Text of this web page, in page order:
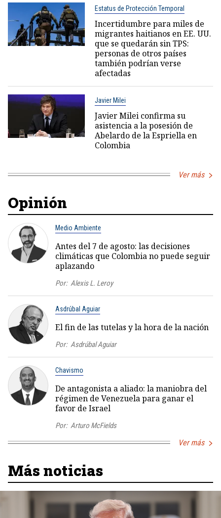
Estatus de Protección Temporal
Incertidumbre para miles de
migrantes haitianos en EE. UU.
que se quedarán sin TPS:
personas de otros países
también podrían verse
afectadas
Javier Milei
Javier Milei confirma su
asistencia a la posesión de
Abelardo de la Espriella en
Colombia
Ver más
Opinión
Medio Ambiente
Antes del 7 de agosto: las decisiones
climáticas que Colombia no puede seguir
aplazando
Por: Alexis L. Leroy
Asdrúbal Aguiar
El fin de las tutelas y la hora de la nación
Por: Asdrúbal Aguiar
Chavismo
De antagonista a aliado: la maniobra del
régimen de Venezuela para ganar el
favor de Israel
Por: Arturo McFields
Ver más
Más noticias